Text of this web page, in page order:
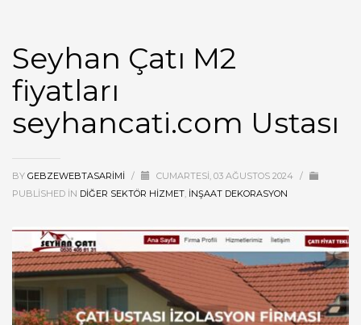
Seyhan Çatı M2
fiyatları
seyhancati.com Ustası
BY GEBZEWEBTASARIMI / CUMARTESI, 03 AĞUSTOS 2024 /
PUBLISHED IN DIĞER SEKTÖR HIZMET, İNŞAAT DEKORASYON